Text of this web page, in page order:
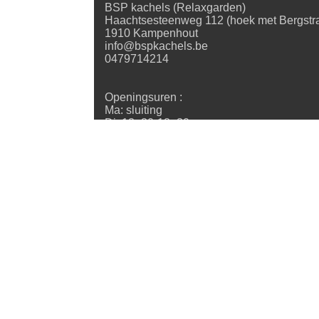
BSP kachels (Relaxgarden)
Haachtsesteenweg 112 (hoek met
1910 Kampenhout
info@bspkachels.be
0479714214
Openingsuren :
Ma: sluiting
Di: 13u30-18u30